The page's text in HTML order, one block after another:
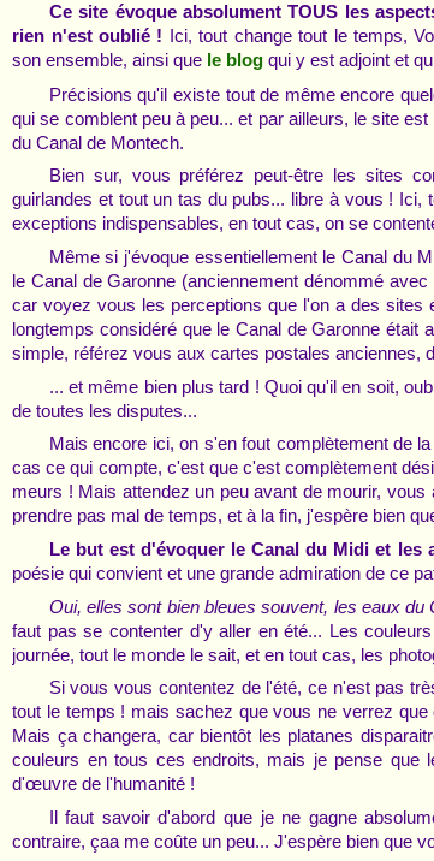
Ce site évoque absolument TOUS les
rien n'est oublié ! Ici, tout change tout le temps,
son ensemble, ainsi que le blog qui y est adjoint et
Précisions qu'il existe tout de même encore
qui se comblent peu à peu... et par ailleurs, le site
du Canal de Montech.
Bien sur, vous préférez peut-être les sites
guirlandes et tout un tas du pubs... libre à vous ! Ici,
exceptions indispensables, en tout cas, on se
Même si j'évoque essentiellement le Canal du
le Canal de Garonne (anciennement dénommé
car voyez vous les perceptions que l'on a des
longtemps considéré que le Canal de Garonne
simple, référez vous aux cartes postales anciennes,
... et même bien plus tard ! Quoi qu'il en soit,
de toutes les disputes...
Mais encore ici, on s'en fout complètement de
cas ce qui compte, c'est que c'est complètement
meurs ! Mais attendez un peu avant de mourir,
prendre pas mal de temps, et à la fin, j'espère bien
Le but est d'évoquer le Canal du Midi et
poésie qui convient et une grande admiration de ce
Oui, elles sont bien bleues souvent, les eaux du
faut pas se contenter d'y aller en été... Les
journée, tout le monde le sait, et en tout cas, les
Si vous vous contentez de l'été, ce n'est pas
tout le temps ! mais sachez que vous ne verrez
Mais ça changera, car bientôt les platanes
couleurs en tous ces endroits, mais je pense
d'œuvre de l'humanité !
Il faut savoir d'abord que je ne gagne
contraire, çaa me coûte un peu... J'espère bien que